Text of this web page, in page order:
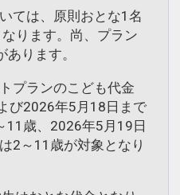
ては、原則おとな1名
ります。尚、プラン
あります。
プランのこども代金
び2026年5月18日まで
11歳、2026年5月19日
2～11歳が対象となり